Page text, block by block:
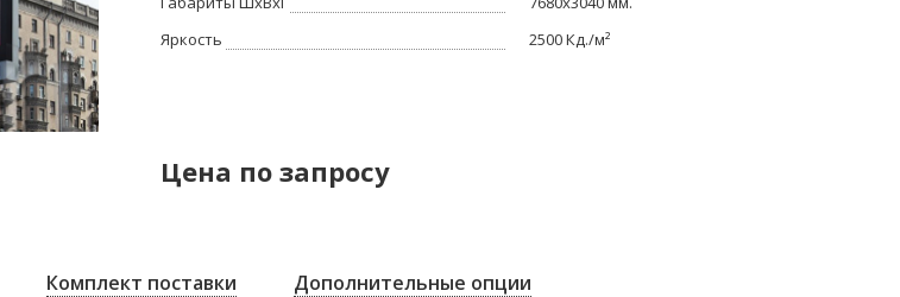
Яркость
2500 Кд./м²
Цена по запросу
Комплект поставки Дополнительные опции